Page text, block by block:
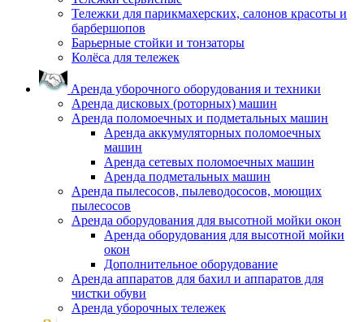
Тележки для парикмахерских, салонов красоты и
барбершопов
Барьерные стойки и тонзаторы
Колёса для тележек
Аренда уборочного оборудования и техники
Аренда дисковых (роторных) машин
Аренда поломоечных и подметальных машин
Аренда аккумуляторных поломоечных
машин
Аренда сетевых поломоечных машин
Аренда подметальных машин
Аренда пылесосов, пылеводососов, моющих
пылесосов
Аренда оборудования для высотной мойки окон
Аренда оборудования для высотной мойки
окон
Дополнительное оборудование
Аренда аппаратов для бахил и аппаратов для
чистки обуви
Аренда уборочных тележек